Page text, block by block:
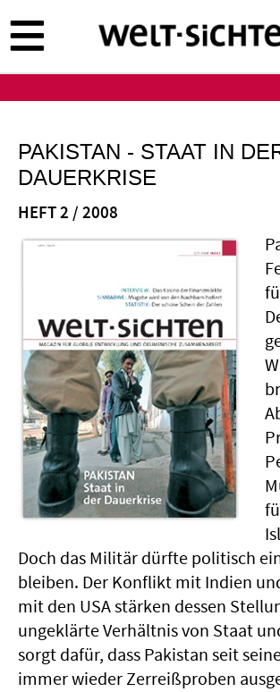
zum
Inhalt
PAKISTAN - STAAT IN
DAUERKRISE
HEFT 2 / 2008
Doch das Militär dürfte politisch
bleiben. Der Konflikt mit Indien
mit den USA stärken dessen
ungeklärte Verhältnis von Staat
sorgt dafür, dass Pakistan seit
immer wieder Zerreißproben